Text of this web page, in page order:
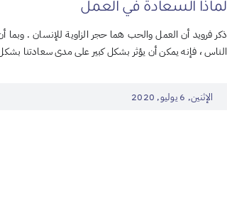
لماذا السعادة في العمل
ذكر فرويد أن العمل والحب هما حجر الزاوية للإنسان .
الناس ، فإنه يمكن أن يؤثر بشكل كبير على مدى سعادتنا
الإثنين, 6 يوليو, 2020